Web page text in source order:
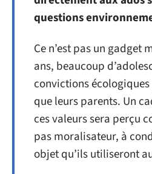
questions
Ce n’est pas un gadget
ans, beaucoup
convictions
que leurs parents. Un
ces valeurs sera perçu
pas moralisateur, à
objet qu’ils utiliseront